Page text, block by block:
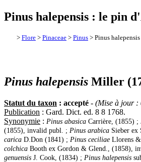
Pinus halepensis : le pin
> Flore > Pinaceae > Pinus > Pinus halepensis
Pinus halepensis Miller
Statut du taxon : accepté - (Mise à jour :
Publication : Gard. Dict. ed. 8 8 1768.
Synonymie : Pinus abasica Carrière, (1855) ;
(1855), invalid publ. ; Pinus arabica Sieber ex
carica D.Don (1841) ; Pinus ceciliae Llorens
colchica Booth ex Gordon & Glend., (1858),
genuensis J. Cook, (1834) ; Pinus halepensis